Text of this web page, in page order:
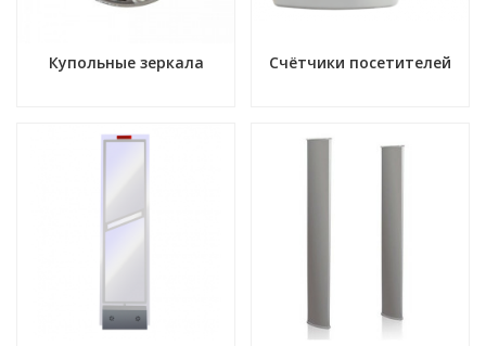
Купольные зеркала Счётчики посетителей